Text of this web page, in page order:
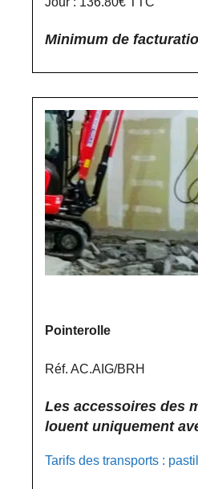
Minimum de
Pointerolle
Réf. AC.AIG/BRH
Les accessoires des
louent uniquement
Tarifs des transports :